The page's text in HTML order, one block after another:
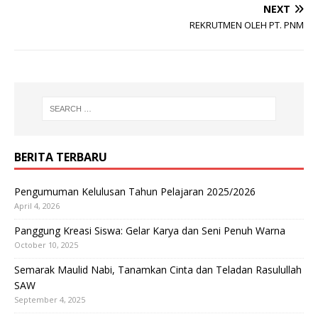
NEXT
REKRUTMEN OLEH PT. PNM
BERITA TERBARU
Pengumuman Kelulusan Tahun Pelajaran 2025/2026
April 4, 2026
Panggung Kreasi Siswa: Gelar Karya dan Seni Penuh Warna
October 10, 2025
Semarak Maulid Nabi, Tanamkan Cinta dan Teladan Rasulullah
SAW
September 4, 2025